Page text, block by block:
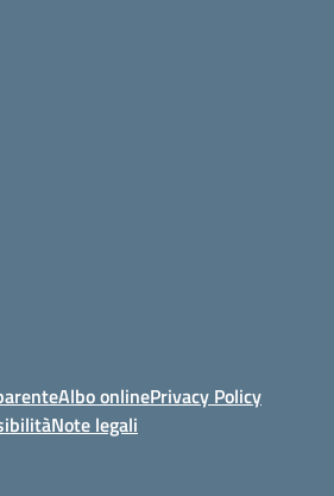
Albo onlinePrivacy Policy
Note legali